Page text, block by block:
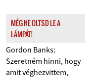
MÉG NE OLTSD LE A
LÁMPÁT!
Gordon Banks:
Szeretném hinni, hogy
amit véghezvittem,